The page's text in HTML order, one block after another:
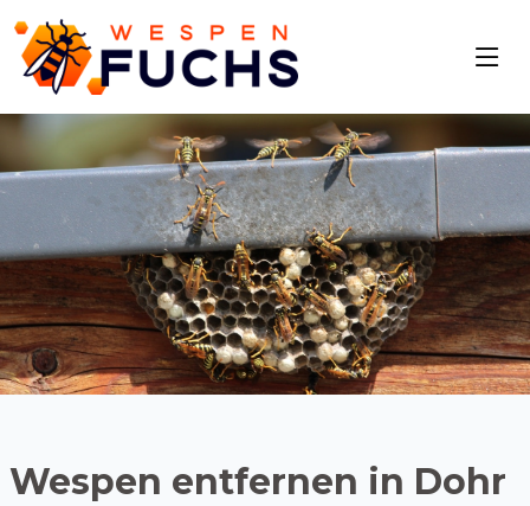
Wespen entfernen in Dohr